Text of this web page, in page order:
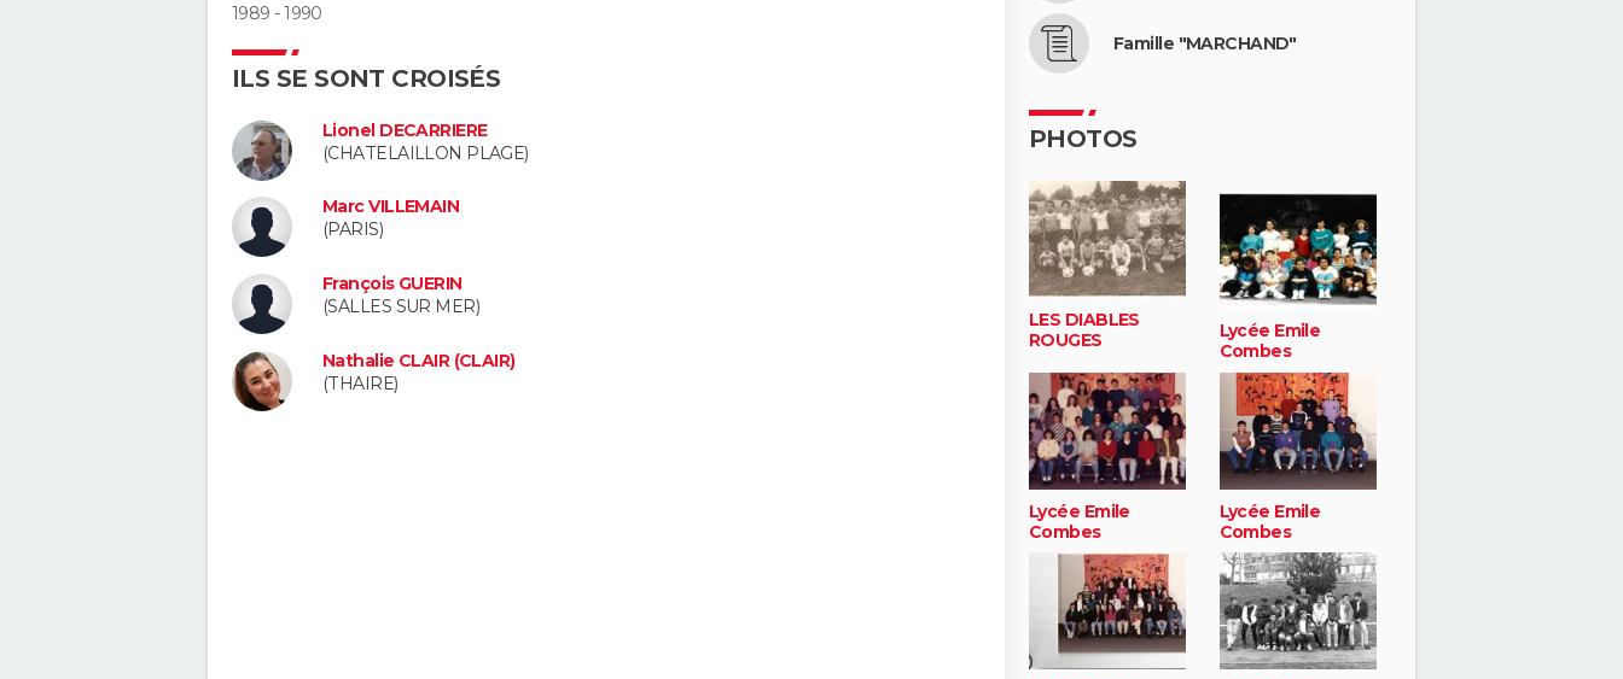
1989 - 1990
ILS SE SONT CROISÉS
Lionel DECARRIERE
(CHATELAILLON PLAGE)
Marc VILLEMAIN
(PARIS)
François GUERIN
(SALLES SUR MER)
Nathalie CLAIR (CLAIR)
(THAIRE)
Famille "MARCHAND"
PHOTOS
LES DIABLES
ROUGES
Lycée Emile
Combes
Lycée Emile
Combes
Lycée Emile
Combes